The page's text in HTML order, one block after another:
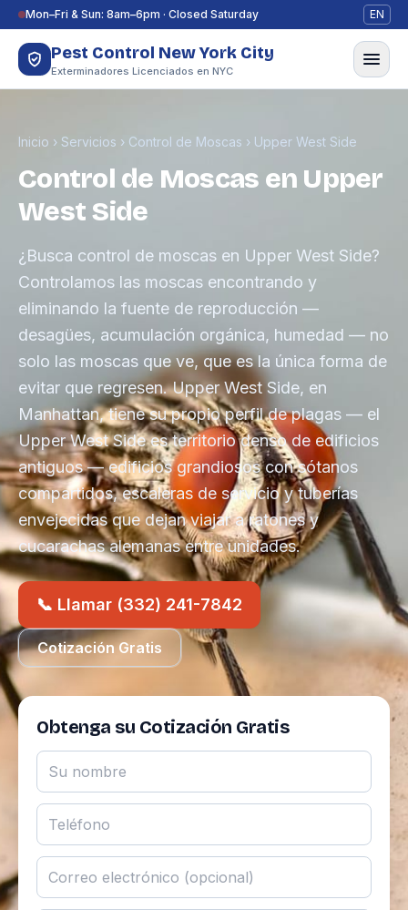
Saltar al contenido
Mon–Fri & Sun: 8am–6pm · Closed Saturday EN
Pest Control New York City
Exterminadores Licenciados en NYC
Inicio › Servicios › Control de Moscas › Upper West Side
Control de Moscas en Upper
West Side
¿Busca control de moscas en Upper West Side?
Controlamos las moscas encontrando y
eliminando la fuente de reproducción —
desagües, acumulación orgánica, humedad — no
solo las moscas que ve, que es la única forma de
evitar que regresen. Upper West Side, en
Manhattan, tiene su propio perfil de plagas — el
Upper West Side es territorio denso de edificios
antiguos — edificios grandiosos con sótanos
compartidos, escaleras de servicio y tuberías
envejecidas que dejan viajar a ratones y
cucarachas alemanas entre unidades.
📞 Llamar (332) 241-7842
Cotización Gratis
Obtenga su Cotización Gratis